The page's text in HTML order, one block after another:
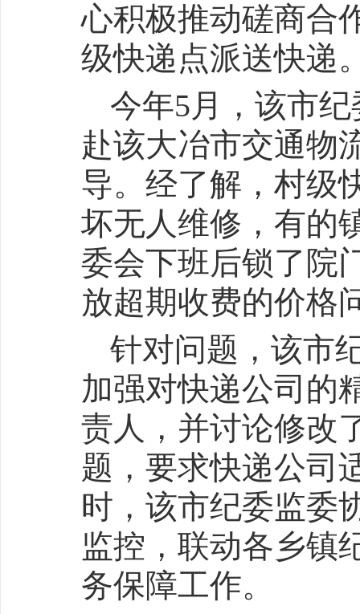
心积极推动磋商合
级快递点派送快递
今年5月，该市
赴该大冶市交通物
导。经了解，村级
坏无人维修，有的
委会下班后锁了院
放超期收费的价
针对问题，该市
加强对快递公司的
责人，并讨论修改
题，要求快递公司
时，该市纪委监委
监控，联动各乡镇
务保障工作。